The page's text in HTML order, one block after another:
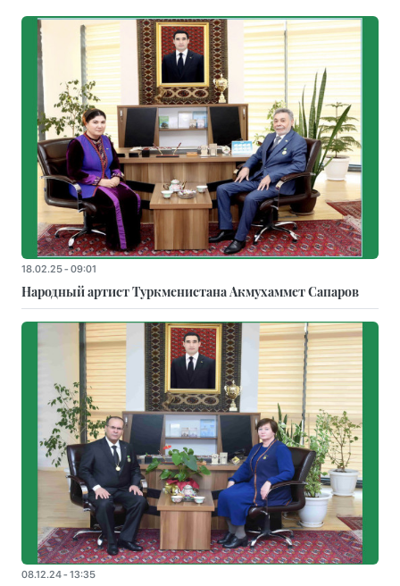
18.02.25 - 09:01
Народный артист Туркменистана Акмухаммет Сапаров
08.12.24 - 13:35